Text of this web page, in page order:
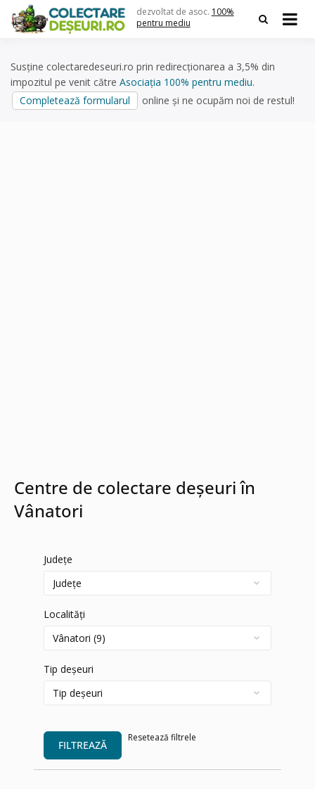
content
dezvoltat de asoc. 100%
pentru mediu
Susține colectaredeseuri.ro prin redirecționarea a 3,5% din
impozitul pe venit către Asociația 100% pentru mediu.
Completează formularul
online și ne ocupăm noi de restul!
Centre de colectare deșeuri în
Vânatori
Județe
Localități
Tip deșeuri
FILTREAZĂ
Resetează filtrele